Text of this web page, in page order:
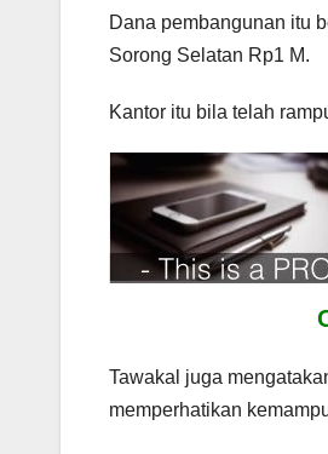
Dana pembangunan itu
Sorong Selatan Rp1 M.
Kantor itu bila telah
Tawakal juga
memperhatikan